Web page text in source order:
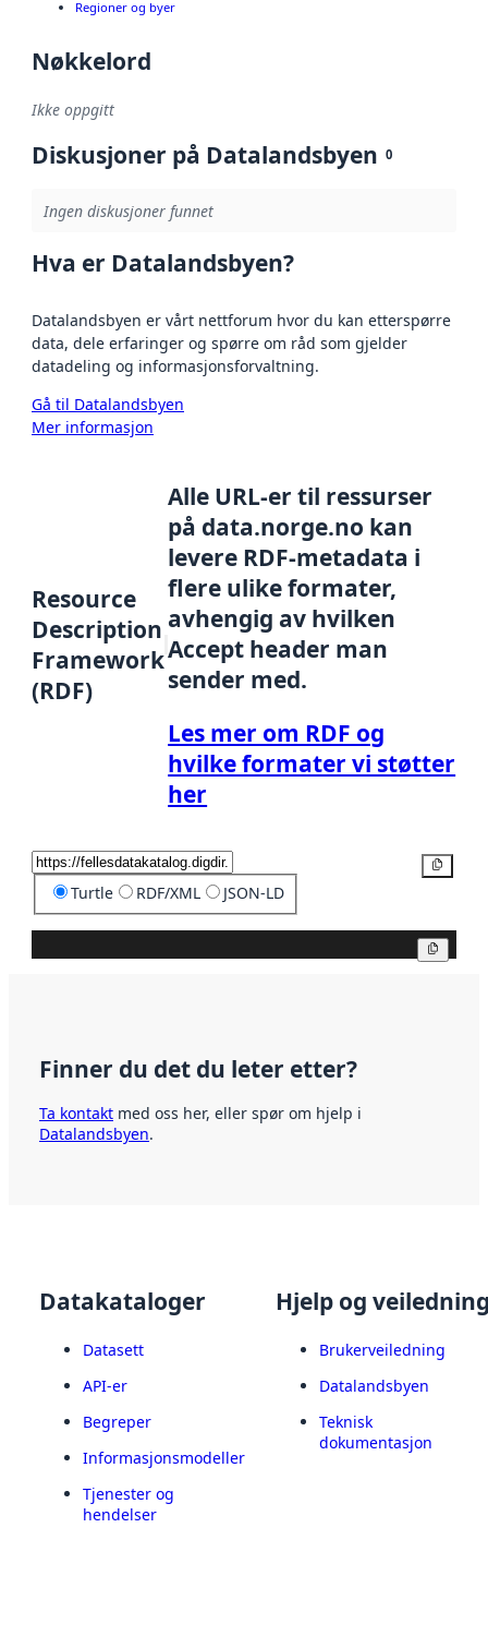
Regioner og byer
Nøkkelord
Ikke oppgitt
Diskusjoner på Datalandsbyen 0
Ingen diskusjoner funnet
Hva er Datalandsbyen?
Datalandsbyen er vårt nettforum hvor du kan etterspørre
data, dele erfaringer og spørre om råd som gjelder
datadeling og informasjonsforvaltning.
Gå til Datalandsbyen
Mer informasjon
Resource
Description
Framework
(RDF)
Alle URL-er til ressurser
på data.norge.no kan
levere RDF-metadata i
flere ulike formater,
avhengig av hvilken
Accept header man
sender med.
Les mer om RDF og
hvilke formater vi støtter
her
Turtle RDF/XML JSON-LD
Finner du det du leter etter?
Ta kontakt med oss her, eller spør om hjelp i
Datalandsbyen.
Datakataloger
Datasett
API-er
Begreper
Informasjonsmodeller
Tjenester og
hendelser
Hjelp og
Brukerveiledning
Datalandsbyen
Teknisk
dokumentasjon